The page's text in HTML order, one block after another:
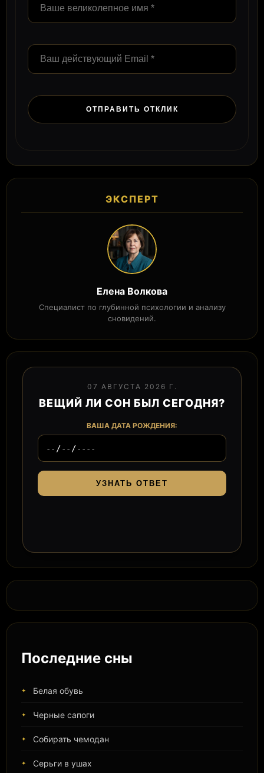
ЭКСПЕРТ
Елена Волкова
Специалист по глубинной психологии и анализу
сновидений.
07 АВГУСТА 2026 Г.
ВЕЩИЙ ЛИ СОН БЫЛ СЕГОДНЯ?
ВАША ДАТА РОЖДЕНИЯ:
УЗНАТЬ ОТВЕТ
Последние сны
Белая обувь
Черные сапоги
Собирать чемодан
Серьги в ушах